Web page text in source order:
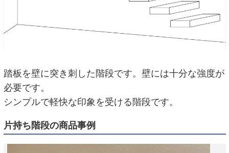
踏板を壁に突き刺した階段です。壁には十分な強度が
必要です。
シンプルで軽快な印象を受ける階段です。
片持ち階段の商品事例